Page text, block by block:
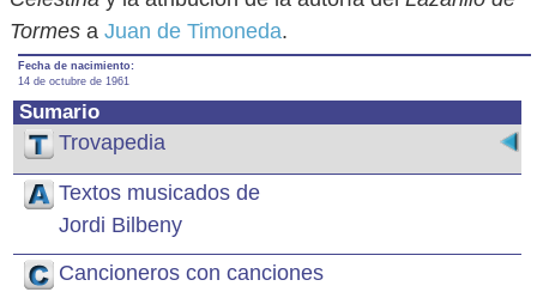
Tormes a Juan de Timoneda.
Fecha de nacimiento:
14 de octubre de 1961
Sumario
Trovapedia
Textos musicados de
Jordi Bilbeny
Cancioneros con canciones